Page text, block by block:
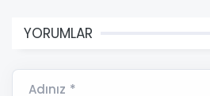
YORUMLAR
Adınız *